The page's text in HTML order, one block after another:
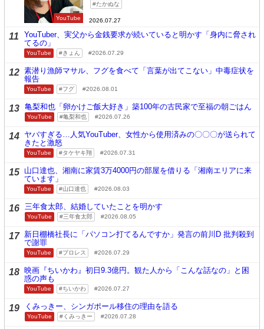
YouTube
たかぬな
2026.07.27
11
YouTuber、実父から金銭要求が続いていると明かす「身内に脅され
てるの」
YouTube きょん 2026.07.29
12 素潜り漁師マサル、フグを食べて「言葉が出てこない」中毒症状を
報告
YouTube フグ 2026.08.01
13 亀梨和也「卵かけご飯大好き」築100年の古民家で至福の朝ごはん
YouTube 亀梨和也 2026.07.26
14 ヤバすぎる…人気YouTuber、女性から使用済みの〇〇〇が送られて
きたと激怒
YouTube タケヤキ翔 2026.07.31
15 山口達也、湘南に家賃3万4000円の部屋を借りる「湘南エリアに来
ています」
YouTube 山口達也 2026.08.03
16 三年食太郎、結婚していたことを明かす
YouTube 三年食太郎 2026.08.05
17 新日棚橋社長に「パソコン打てるんですか」発言の前川D 批判殺到
で謝罪
YouTube プロレス 2026.07.29
18 映画『ちいかわ』初日9.3億円。観た人から「こんな話なの」と困
惑の声も
YouTube ちいかわ 2026.07.27
19 くみっきー、シンガポール移住の理由を語る
YouTube くみっきー 2026.07.28